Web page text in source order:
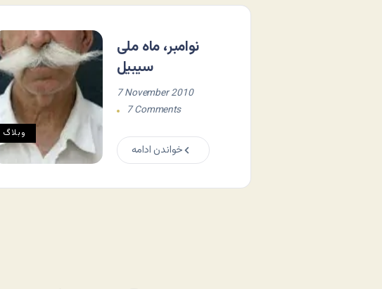
وبلاگ
نوامبر، ماه ملی
سیبیل
7 November 2010
7 Comments
خواندن ادامه